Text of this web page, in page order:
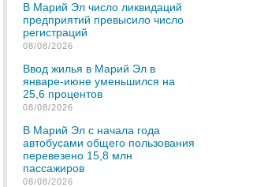
В Марий Эл число ликвидаций
предприятий превысило число
регистраций
08/08/2026
Ввод жилья в Марий Эл в
январе-июне уменьшился на
25,6 процентов
08/08/2026
В Марий Эл с начала года
автобусами общего пользования
перевезено 15,8 млн
пассажиров
08/08/2026